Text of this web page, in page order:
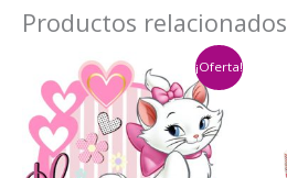
Productos relacionados
¡Oferta!